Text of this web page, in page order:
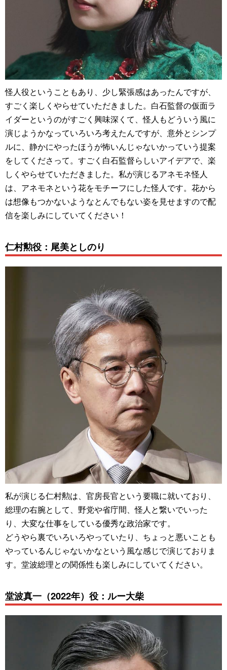
怪人役ということもあり、少し緊張感はあったんですが、
すごく楽しくやらせていただきました。白石監督の仮面ラ
イダーというのがすごく興味深くて、怪人もどういう風に
演じようかなっていろいろ考えたんですが、意外とシンプ
ルに、静かにやったほうが怖いんじゃないかっていう提案
をしてくださって。すごく白石監督らしいアイデアで、楽
しくやらせていただきました。私が演じるアネモネ怪人
は、アネモネという花をモチーフにした怪人です。花から
は想像もつかないようなとんでもない姿を見せますので配
信を楽しみにしていてください！
仁村勲役：尾美としのり
私が演じる仁村勲は、官房長官という要職に就いており、
総理の右腕として、野党や省庁間、怪人と繋いでいった
り、大変な仕事をしている優秀な政治家です。
どうやら裏でいろいろやっていたり、ちょっと悪いことも
やっているんじゃないかなという風な感じで演じておりま
す。堂波総理との関係性も楽しみにしていてください。
堂波真一（2022年）役：ルー大柴